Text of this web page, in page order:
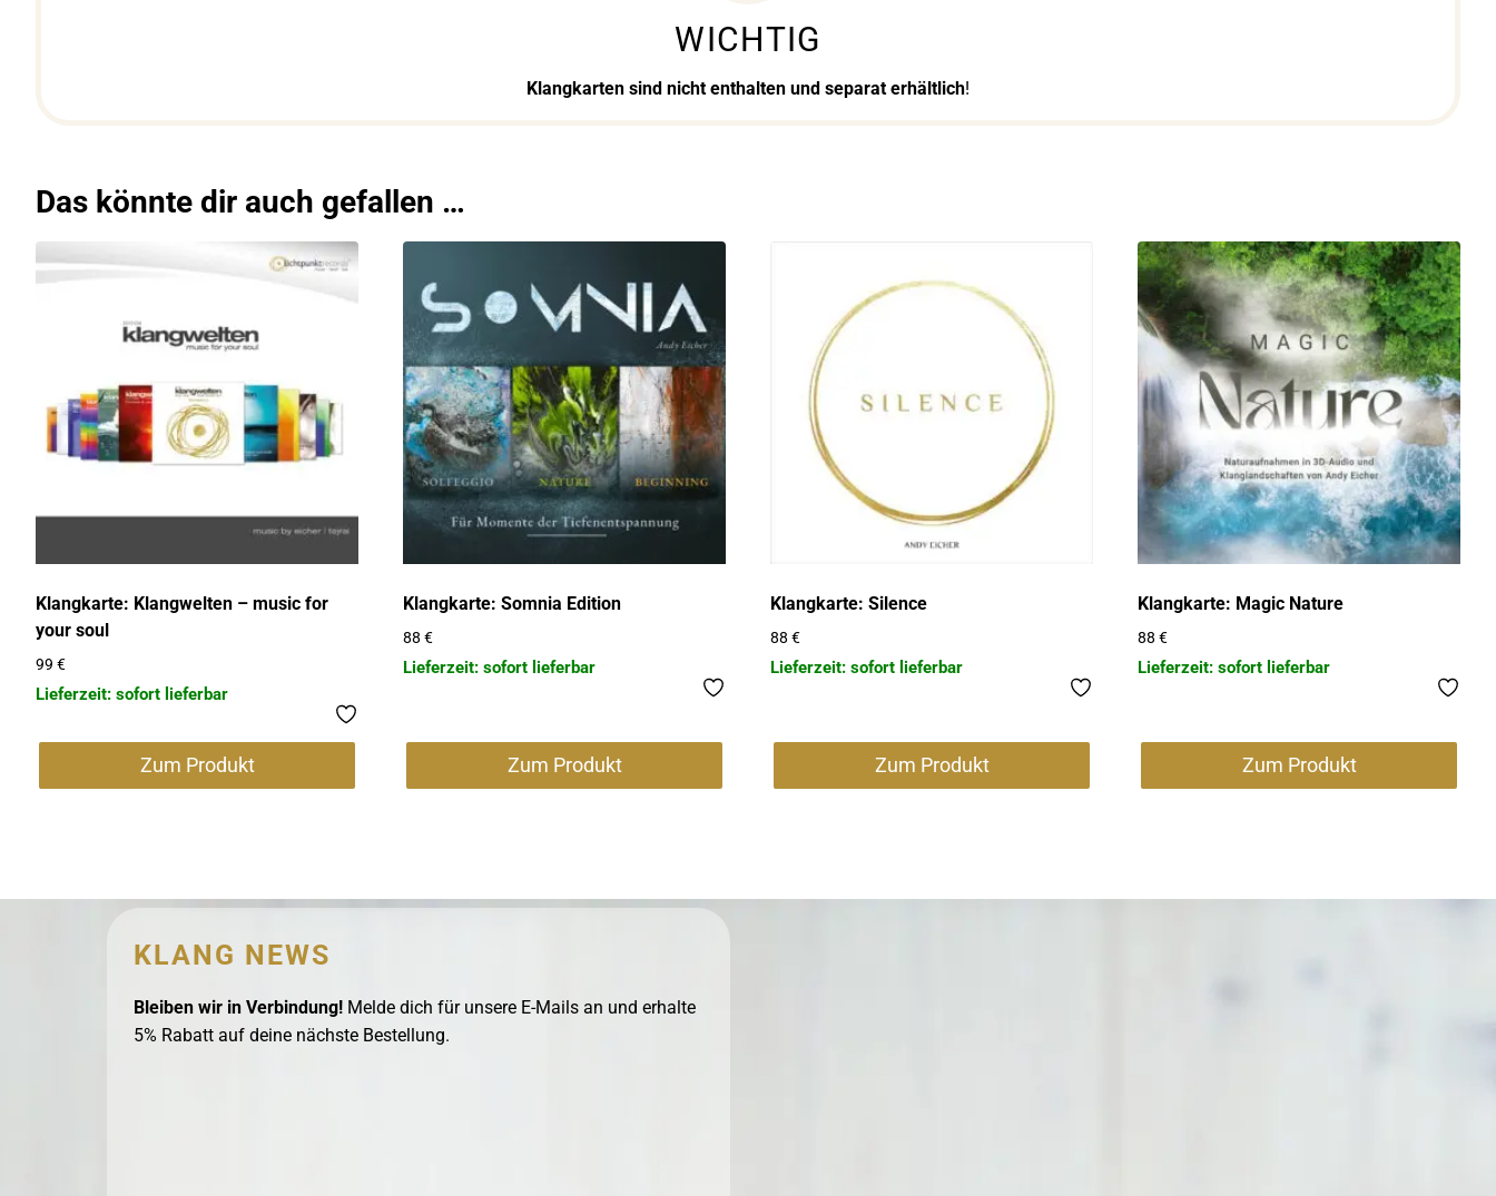
WICHTIG
Klangkarten sind nicht enthalten und separat erhältlich!
Das könnte dir auch gefallen …
Klangkarte: Klangwelten – music for
your soul
99 €
Lieferzeit: sofort lieferbar
Zum Produkt
Klangkarte: Somnia Edition
88 €
Lieferzeit: sofort lieferbar
Zum Produkt
Klangkarte: Silence
88 €
Lieferzeit: sofort lieferbar
Zum Produkt
Klangkarte: Magic Nature
88 €
Lieferzeit: sofort lieferbar
Zum Produkt
KLANG NEWS
Bleiben wir in Verbindung! Melde dich für unsere E-Mails an und erhalte
5% Rabatt auf deine nächste Bestellung.